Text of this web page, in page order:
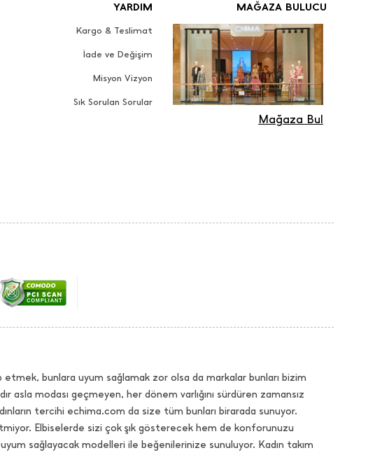
YARDIM
Kargo & Teslimat
İade ve Değişim
Misyon Vizyon
Sık Sorulan Sorular
MAĞAZA BULUCU
Mağaza Bul
bunlara uyum sağlamak zor olsa da markalar bunları bizim
modası geçmeyen, her dönem varlığını sürdüren zamansız
tercihi echima.com da size tüm bunları birarada sunuyor.
Elbiselerde sizi çok şık gösterecek hem de konforunuzu
sağlayacak modelleri ile beğenilerinize sunuluyor. Kadın takım